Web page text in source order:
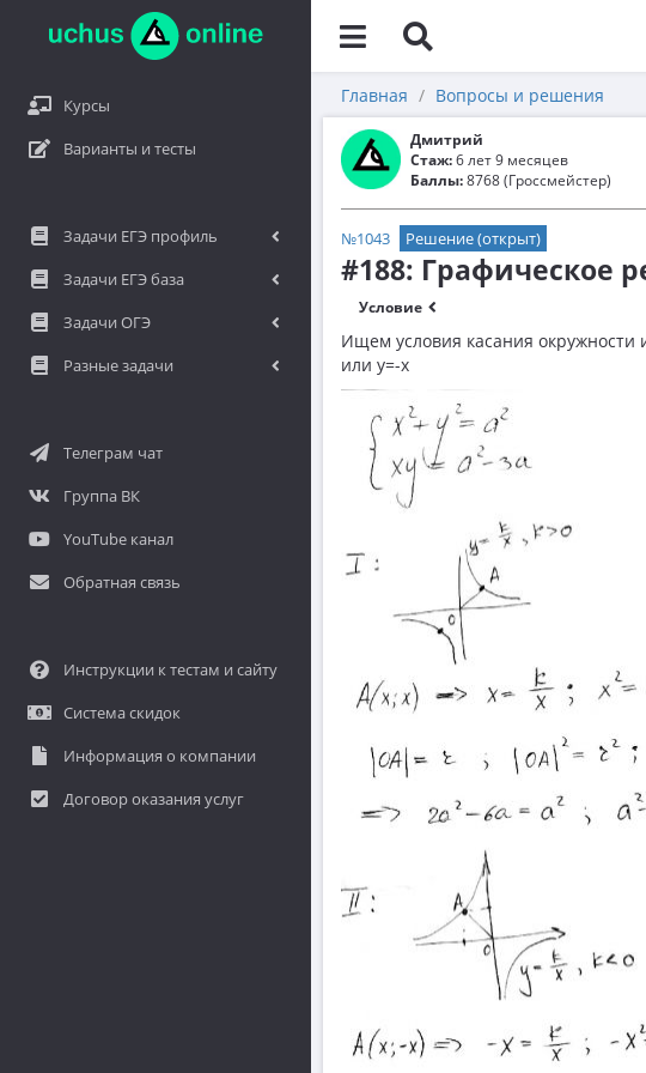
Курсы
Варианты и тесты
Задачи ЕГЭ профиль
Задачи ЕГЭ база
Задачи ОГЭ
Разные задачи
Телеграм чат
Группа ВК
YouTube канал
Обратная связь
Инструкции к тестам и сайту
Система скидок
Информация о компании
Договор оказания услуг
Главная Вопросы и решения
Дмитрий
Стаж:6 лет 9 месяцев
Баллы:8768 (Гроссмейстер)
№1043 Решение (открыт)
#188: Графическое
Условие
Ищем условия касания
или y=-x